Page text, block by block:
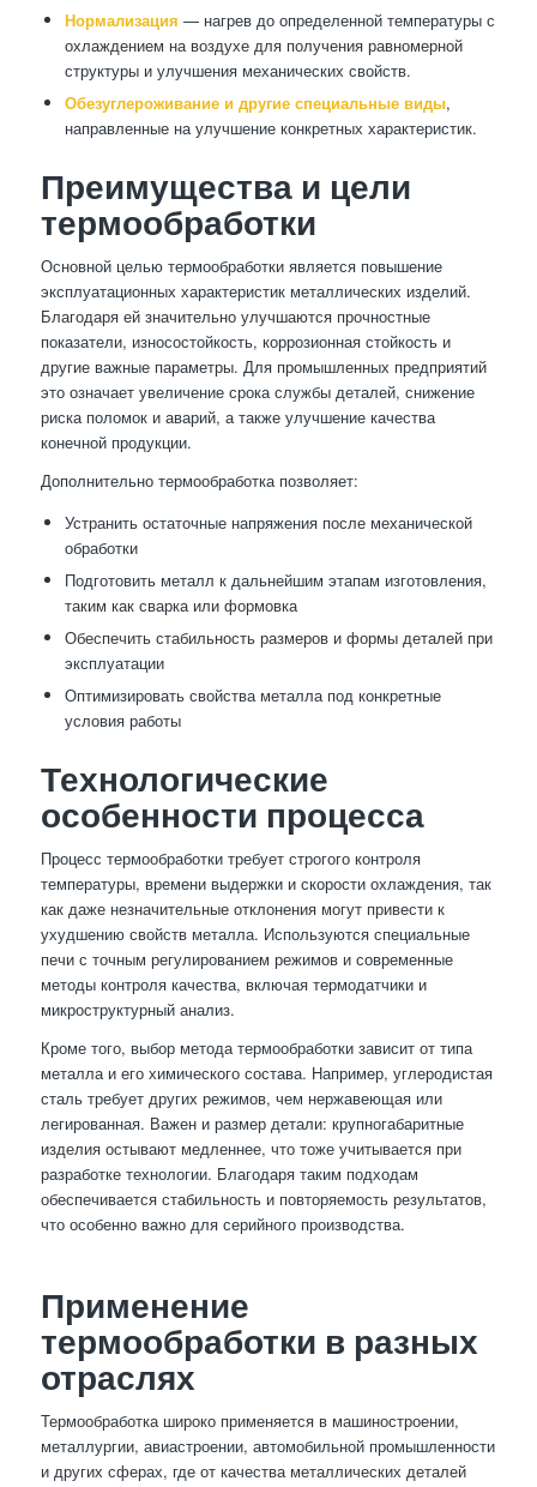
Нормализация — нагрев до определенной температуры с
охлаждением на воздухе для получения равномерной
структуры и улучшения механических свойств.
Обезуглероживание и другие специальные виды,
направленные на улучшение конкретных характеристик.
Преимущества и цели
термообработки
Основной целью термообработки является повышение
эксплуатационных характеристик металлических изделий.
Благодаря ей значительно улучшаются прочностные
показатели, износостойкость, коррозионная стойкость и
другие важные параметры. Для промышленных предприятий
это означает увеличение срока службы деталей, снижение
риска поломок и аварий, а также улучшение качества
конечной продукции.
Дополнительно термообработка позволяет:
Устранить остаточные напряжения после механической
обработки
Подготовить металл к дальнейшим этапам изготовления,
таким как сварка или формовка
Обеспечить стабильность размеров и формы деталей при
эксплуатации
Оптимизировать свойства металла под конкретные
условия работы
Технологические
особенности процесса
Процесс термообработки требует строгого контроля
температуры, времени выдержки и скорости охлаждения, так
как даже незначительные отклонения могут привести к
ухудшению свойств металла. Используются специальные
печи с точным регулированием режимов и современные
методы контроля качества, включая термодатчики и
микроструктурный анализ.
Кроме того, выбор метода термообработки зависит от типа
металла и его химического состава. Например, углеродистая
сталь требует других режимов, чем нержавеющая или
легированная. Важен и размер детали: крупногабаритные
изделия остывают медленнее, что тоже учитывается при
разработке технологии. Благодаря таким подходам
обеспечивается стабильность и повторяемость результатов,
что особенно важно для серийного производства.
Применение
термообработки в разных
отраслях
Термообработка широко применяется в машиностроении,
металлургии, авиастроении, автомобильной промышленности
и других сферах, где от качества металлических деталей